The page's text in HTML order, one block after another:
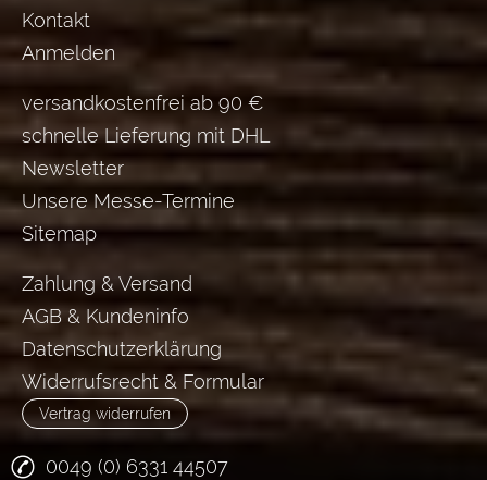
Kontakt
Anmelden
versandkostenfrei ab 90 €
schnelle Lieferung mit DHL
Newsletter
Unsere Messe-Termine
Sitemap
Zahlung & Versand
AGB & Kundeninfo
Datenschutzerklärung
Widerrufsrecht & Formular
Vertrag widerrufen
0049 (0) 6331 44507